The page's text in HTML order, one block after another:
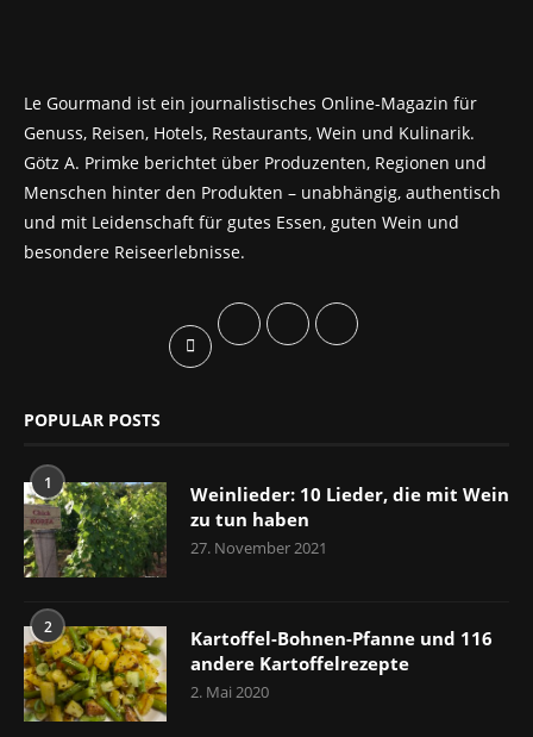
Le Gourmand ist ein journalistisches Online-Magazin für
Genuss, Reisen, Hotels, Restaurants, Wein und Kulinarik.
Götz A. Primke berichtet über Produzenten, Regionen und
Menschen hinter den Produkten – unabhängig, authentisch
und mit Leidenschaft für gutes Essen, guten Wein und
besondere Reiseerlebnisse.
POPULAR POSTS
1
Weinlieder: 10 Lieder, die mit Wein
zu tun haben
27. November 2021
2
Kartoffel-Bohnen-Pfanne und 116
andere Kartoffelrezepte
2. Mai 2020